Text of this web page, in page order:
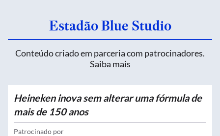
Estadão Blue Studio
Conteúdo criado em parceria com patrocinadores.
Saiba mais
Heineken inova sem alterar uma fórmula de
mais de 150 anos
Patrocinado por